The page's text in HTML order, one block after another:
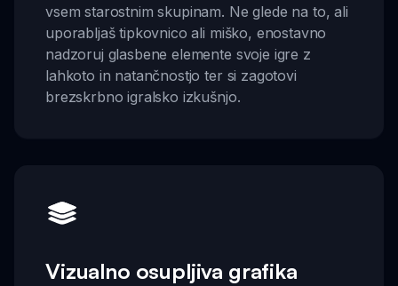
vsem starostnim skupinam. Ne glede na to, ali
uporabljaš tipkovnico ali miško, enostavno
nadzoruj glasbene elemente svoje igre z
lahkoto in natančnostjo ter si zagotovi
brezskrbno igralsko izkušnjo.
Vizualno osupljiva grafika